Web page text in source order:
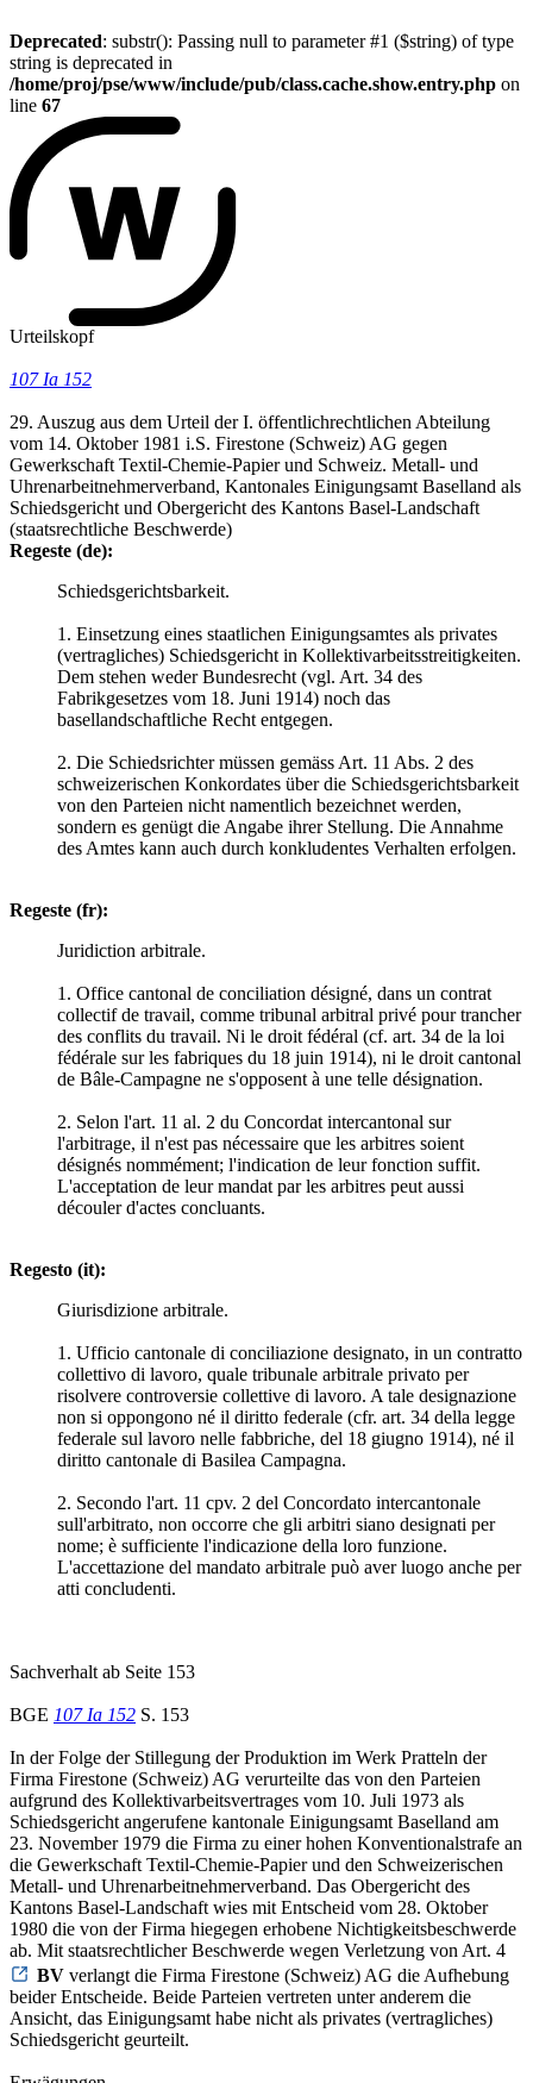
Deprecated: substr(): Passing null to parameter #1 ($string) of type
string is deprecated in
/home/proj/pse/www/include/pub/class.cache.show.entry.php on
line 67
Urteilskopf
107 Ia 152
29. Auszug aus dem Urteil der I. öffentlichrechtlichen Abteilung
vom 14. Oktober 1981 i.S. Firestone (Schweiz) AG gegen
Gewerkschaft Textil-Chemie-Papier und Schweiz. Metall- und
Uhrenarbeitnehmerverband, Kantonales Einigungsamt Baselland als
Schiedsgericht und Obergericht des Kantons Basel-Landschaft
(staatsrechtliche Beschwerde)
Regeste (de):
Schiedsgerichtsbarkeit.
1. Einsetzung eines staatlichen Einigungsamtes als privates
(vertragliches) Schiedsgericht in Kollektivarbeitsstreitigkeiten.
Dem stehen weder Bundesrecht (vgl. Art. 34 des
Fabrikgesetzes vom 18. Juni 1914) noch das
basellandschaftliche Recht entgegen.
2. Die Schiedsrichter müssen gemäss Art. 11 Abs. 2 des
schweizerischen Konkordates über die Schiedsgerichtsbarkeit
von den Parteien nicht namentlich bezeichnet werden,
sondern es genügt die Angabe ihrer Stellung. Die Annahme
des Amtes kann auch durch konkludentes Verhalten erfolgen.
Regeste (fr):
Juridiction arbitrale.
1. Office cantonal de conciliation désigné, dans un contrat
collectif de travail, comme tribunal arbitral privé pour trancher
des conflits du travail. Ni le droit fédéral (cf. art. 34 de la loi
fédérale sur les fabriques du 18 juin 1914), ni le droit cantonal
de Bâle-Campagne ne s'opposent à une telle désignation.
2. Selon l'art. 11 al. 2 du Concordat intercantonal sur
l'arbitrage, il n'est pas nécessaire que les arbitres soient
désignés nommément; l'indication de leur fonction suffit.
L'acceptation de leur mandat par les arbitres peut aussi
découler d'actes concluants.
Regesto (it):
Giurisdizione arbitrale.
1. Ufficio cantonale di conciliazione designato, in un contratto
collettivo di lavoro, quale tribunale arbitrale privato per
risolvere controversie collettive di lavoro. A tale designazione
non si oppongono né il diritto federale (cfr. art. 34 della legge
federale sul lavoro nelle fabbriche, del 18 giugno 1914), né il
diritto cantonale di Basilea Campagna.
2. Secondo l'art. 11 cpv. 2 del Concordato intercantonale
sull'arbitrato, non occorre che gli arbitri siano designati per
nome; è sufficiente l'indicazione della loro funzione.
L'accettazione del mandato arbitrale può aver luogo anche per
atti concludenti.
Sachverhalt ab Seite 153
BGE 107 Ia 152 S. 153
In der Folge der Stillegung der Produktion im Werk Pratteln der
Firma Firestone (Schweiz) AG verurteilte das von den Parteien
aufgrund des Kollektivarbeitsvertrages vom 10. Juli 1973 als
Schiedsgericht angerufene kantonale Einigungsamt Baselland am
23. November 1979 die Firma zu einer hohen Konventionalstrafe an
die Gewerkschaft Textil-Chemie-Papier und den Schweizerischen
Metall- und Uhrenarbeitnehmerverband. Das Obergericht des
Kantons Basel-Landschaft wies mit Entscheid vom 28. Oktober
1980 die von der Firma hiegegen erhobene Nichtigkeitsbeschwerde
ab. Mit staatsrechtlicher Beschwerde wegen Verletzung von Art. 4
BV verlangt die Firma Firestone (Schweiz) AG die Aufhebung
beider Entscheide. Beide Parteien vertreten unter anderem die
Ansicht, das Einigungsamt habe nicht als privates (vertragliches)
Schiedsgericht geurteilt.